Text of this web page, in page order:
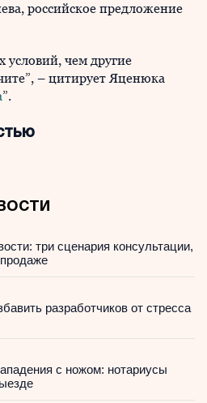
российское предложение
условий, чем другие
– цитирует Яценюка
”.
три сценария консультации,
разработчиков от стресса
с ножом: нотариусы